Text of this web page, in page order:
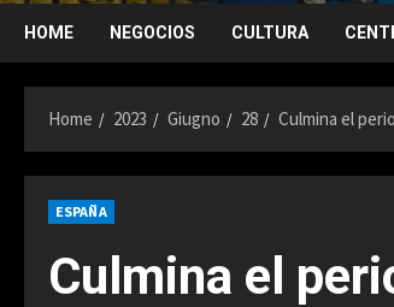
HOME NEGOCIOS CULTURA
Home 2023 Giugno 28 Culmina el
ESPAÑA
Culmina el